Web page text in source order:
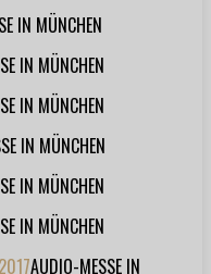
IN MÜNCHEN
IN MÜNCHEN
IN MÜNCHEN
IN MÜNCHEN
IN MÜNCHEN
IN MÜNCHEN
AUDIO-MESSE IN